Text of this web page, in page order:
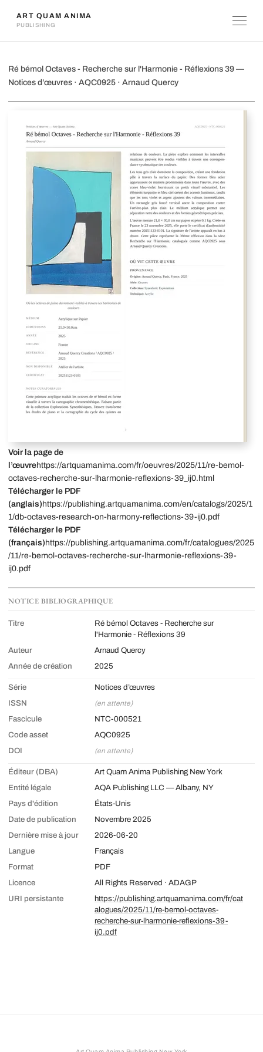
ART QUAM ANIMA
PUBLISHING
Ré bémol Octaves - Recherche sur
Ré bémol Octaves - Recherche sur l'Harmonie - Réflexions 39 —
Notices d’œuvres · AQC0925 · Arnaud Quercy
Voir la page de
l’œuvrehttps://artquamanima.com/fr/oeuvres/2025/11/re-bemol-
octaves-recherche-sur-lharmonie-reflexions-39_ij0.html
Télécharger le PDF
(anglais) https://publishing.artquamanima.com/en/catalogs/2025/1
1/db-octaves-research-on-harmony-reflections-39-ij0.pdf
Télécharger le PDF
(français) https://publishing.artquamanima.com/fr/catalogues/2025
/11/re-bemol-octaves-recherche-sur-lharmonie-reflexions-39-
ij0.pdf
NOTICE BIBLIOGRAPHIQUE
Titre
Ré bémol Octaves - Recherche sur
l'Harmonie - Réflexions 39
Auteur
Arnaud Quercy
Année de création
2025
Série
Notices d’œuvres
ISSN
(en attente)
Fascicule
NTC-000521
Code asset
AQC0925
DOI
(en attente)
Éditeur (DBA)
Art Quam Anima Publishing New York
Entité légale
AQA Publishing LLC — Albany, NY
Pays d'édition
États-Unis
Date de publication
Novembre 2025
Dernière mise à jour
2026-06-20
Langue
Français
Format
PDF
Licence
All Rights Reserved · ADAGP
URI persistante
https://publishing.artquamanima.com/fr/cat
alogues/2025/11/re-bemol-octaves-
recherche-sur-lharmonie-reflexions-39-
ij0.pdf